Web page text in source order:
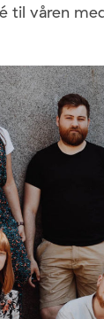
til våren